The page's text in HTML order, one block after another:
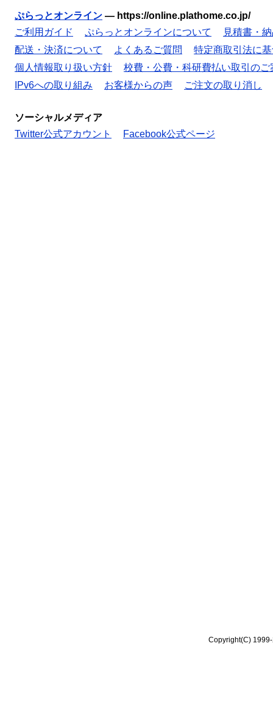
ぷらっとオンライン — https://online.plathome.co.jp/
ご利用ガイド
ぷらっとオンラインについて
見積書・
配送・決済について
よくあるご質問
特定商取引法に
個人情報取り扱い方針
校費・公費・科研費払い取引のご
IPv6への取り組み
お客様からの声 ご注文の取り消し
ソーシャルメディア
Twitter公式アカウント
Facebook公式ページ
Copyright(C)